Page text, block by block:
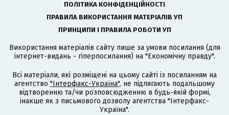
ПОЛІТИКА КОНФІДЕНЦІЙНОСТІ
ПРАВИЛА ВИКОРИСТАННЯ МАТЕРІАЛІВ УП
ПРИНЦИПИ І ПРАВИЛА РОБОТИ УП
Використання матеріалів сайту лише за умови посилання (для
інтернет-видань - гіперпосилання) на "Економічну правду".
Всі матеріали, які розміщені на цьому сайті із посиланням на
агентство "Інтерфакс-Україна", не підлягають подальшому
відтворенню та/чи розповсюдженню в будь-якій формі,
інакше як з письмового дозволу агентства "Інтерфакс-
Україна".